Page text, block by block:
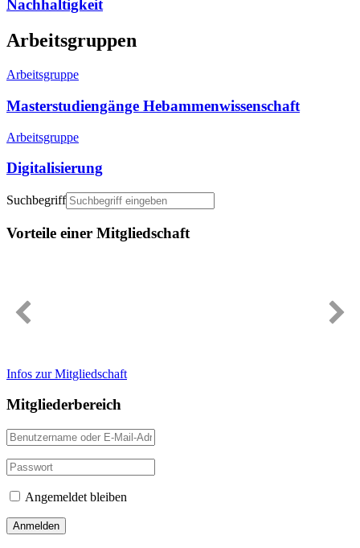
Nachhaltigkeit
Arbeitsgruppen
Arbeitsgruppe
Masterstudiengänge Hebammenwissenschaft
Arbeitsgruppe
Digitalisierung
Suchbegriff
Vorteile einer Mitgliedschaft
Infos zur Mitgliedschaft
Mitgliederbereich
Angemeldet bleiben